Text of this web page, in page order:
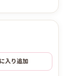
入り追加